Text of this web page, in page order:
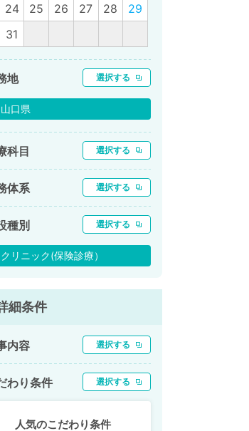
24 25 26 27 28
29
31
地 選択する
山口県
科目 選択する
体系 選択する
種別 選択する
クリニック(保険診療）
細条件
内容 選択する
わり条件 選択する
人気のこだわり条件